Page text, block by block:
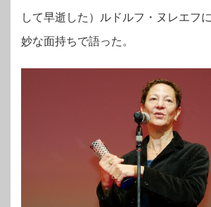
して早逝した）ルドルフ・ヌレエフ
妙な面持ちで語った。